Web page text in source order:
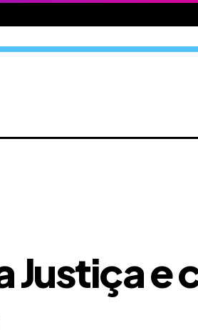
Justiça e